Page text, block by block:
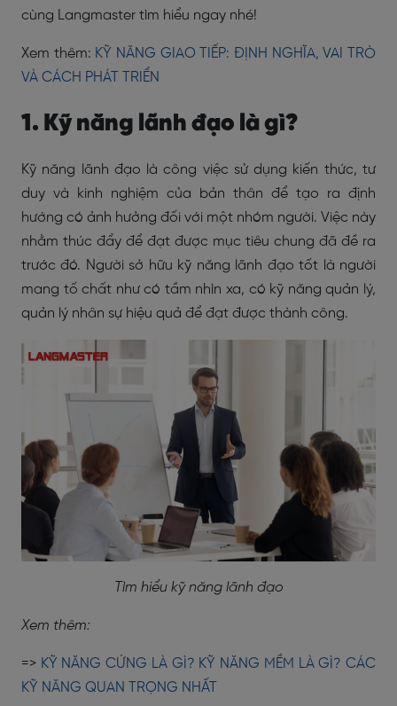
cùng Langmaster tìm hiểu ngay nhé!
Xem thêm: KỸ NĂNG GIAO TIẾP: ĐỊNH NGHĨA, VAI TRÒ
VÀ CÁCH PHÁT TRIỂN
1. Kỹ năng lãnh đạo là gì?
Kỹ năng lãnh đạo là công việc sử dụng kiến thức, tư
duy và kinh nghiệm của bản thân để tạo ra định
hướng có ảnh hưởng đối với một nhóm người. Việc này
nhằm thúc đẩy để đạt được mục tiêu chung đã đề ra
trước đó. Người sở hữu kỹ năng lãnh đạo tốt là người
mang tố chất như có tầm nhìn xa, có kỹ năng quản lý,
quản lý nhân sự hiệu quả để đạt được thành công.
Tìm hiểu kỹ năng lãnh đạo
Xem thêm:
=> KỸ NĂNG CỨNG LÀ GÌ? KỸ NĂNG MỀM LÀ GÌ? CÁC
KỸ NĂNG QUAN TRỌNG NHẤT